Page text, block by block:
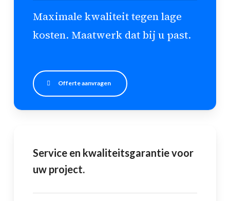
Maximale kwaliteit tegen lage
kosten. Maatwerk dat bij u past.
Offerte aanvragen
Service en kwaliteitsgarantie voor
uw project.